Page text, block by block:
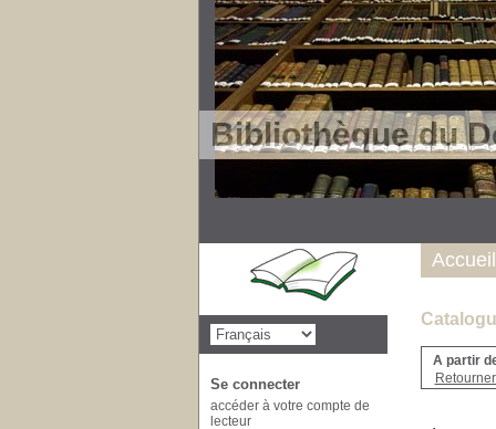
Bibliothèque du
A partir
Accueil
Se connecter
accéder à votre compte de
lecteur